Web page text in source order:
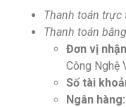
Thanh toán trực
Thanh toán
Đơn vị
Công Nghệ
Số tài
Ngân hàng: